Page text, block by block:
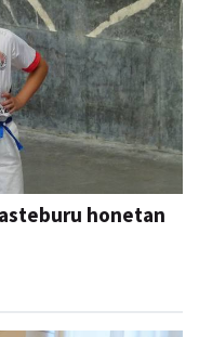
honetan